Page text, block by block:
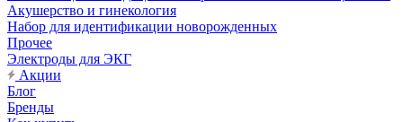
Акушерство и гинекология
Набор для идентификации новорожденных
Прочее
Электроды для ЭКГ
Акции
Блог
Бренды